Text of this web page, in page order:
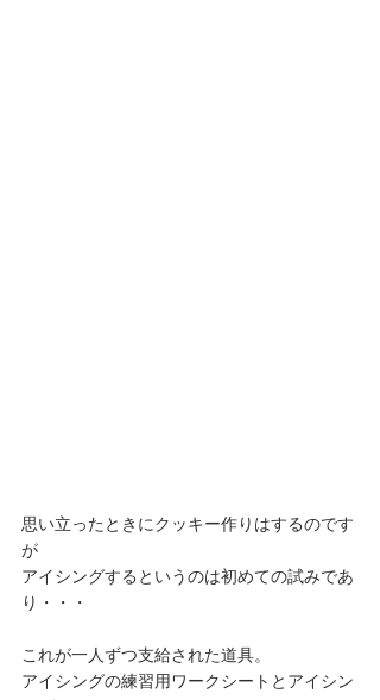
思い立ったときにクッキー作りはするのです
が
アイシングするというのは初めての試みであ
り・・・
これが一人ずつ支給された道具。
アイシングの練習用ワークシートとアイシン